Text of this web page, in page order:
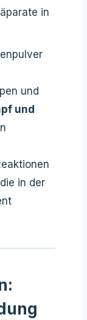
in
und
und
in der